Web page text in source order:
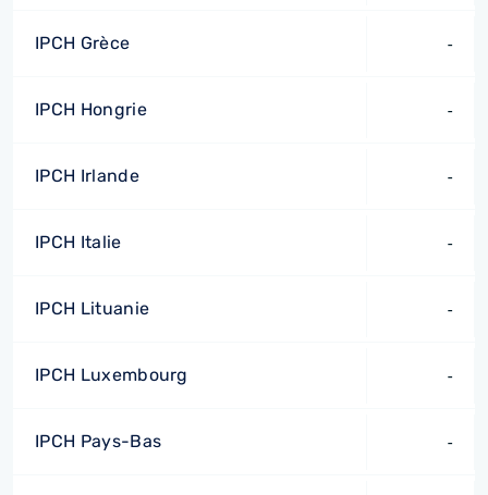
IPCH Grèce -
IPCH Hongrie -
IPCH Irlande -
IPCH Italie -
IPCH Lituanie -
IPCH Luxembourg -
IPCH Pays-Bas -